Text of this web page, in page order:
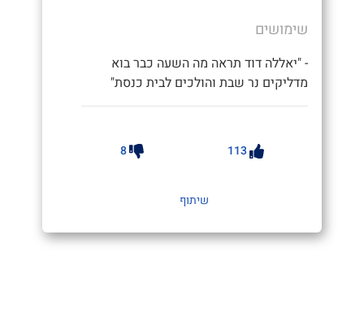
שימושים
- "יאללה דוד תראה מה השעה כבר בוא
מדליקים נר שבת והולכים לבית כנסת"
113
8
שיתוף